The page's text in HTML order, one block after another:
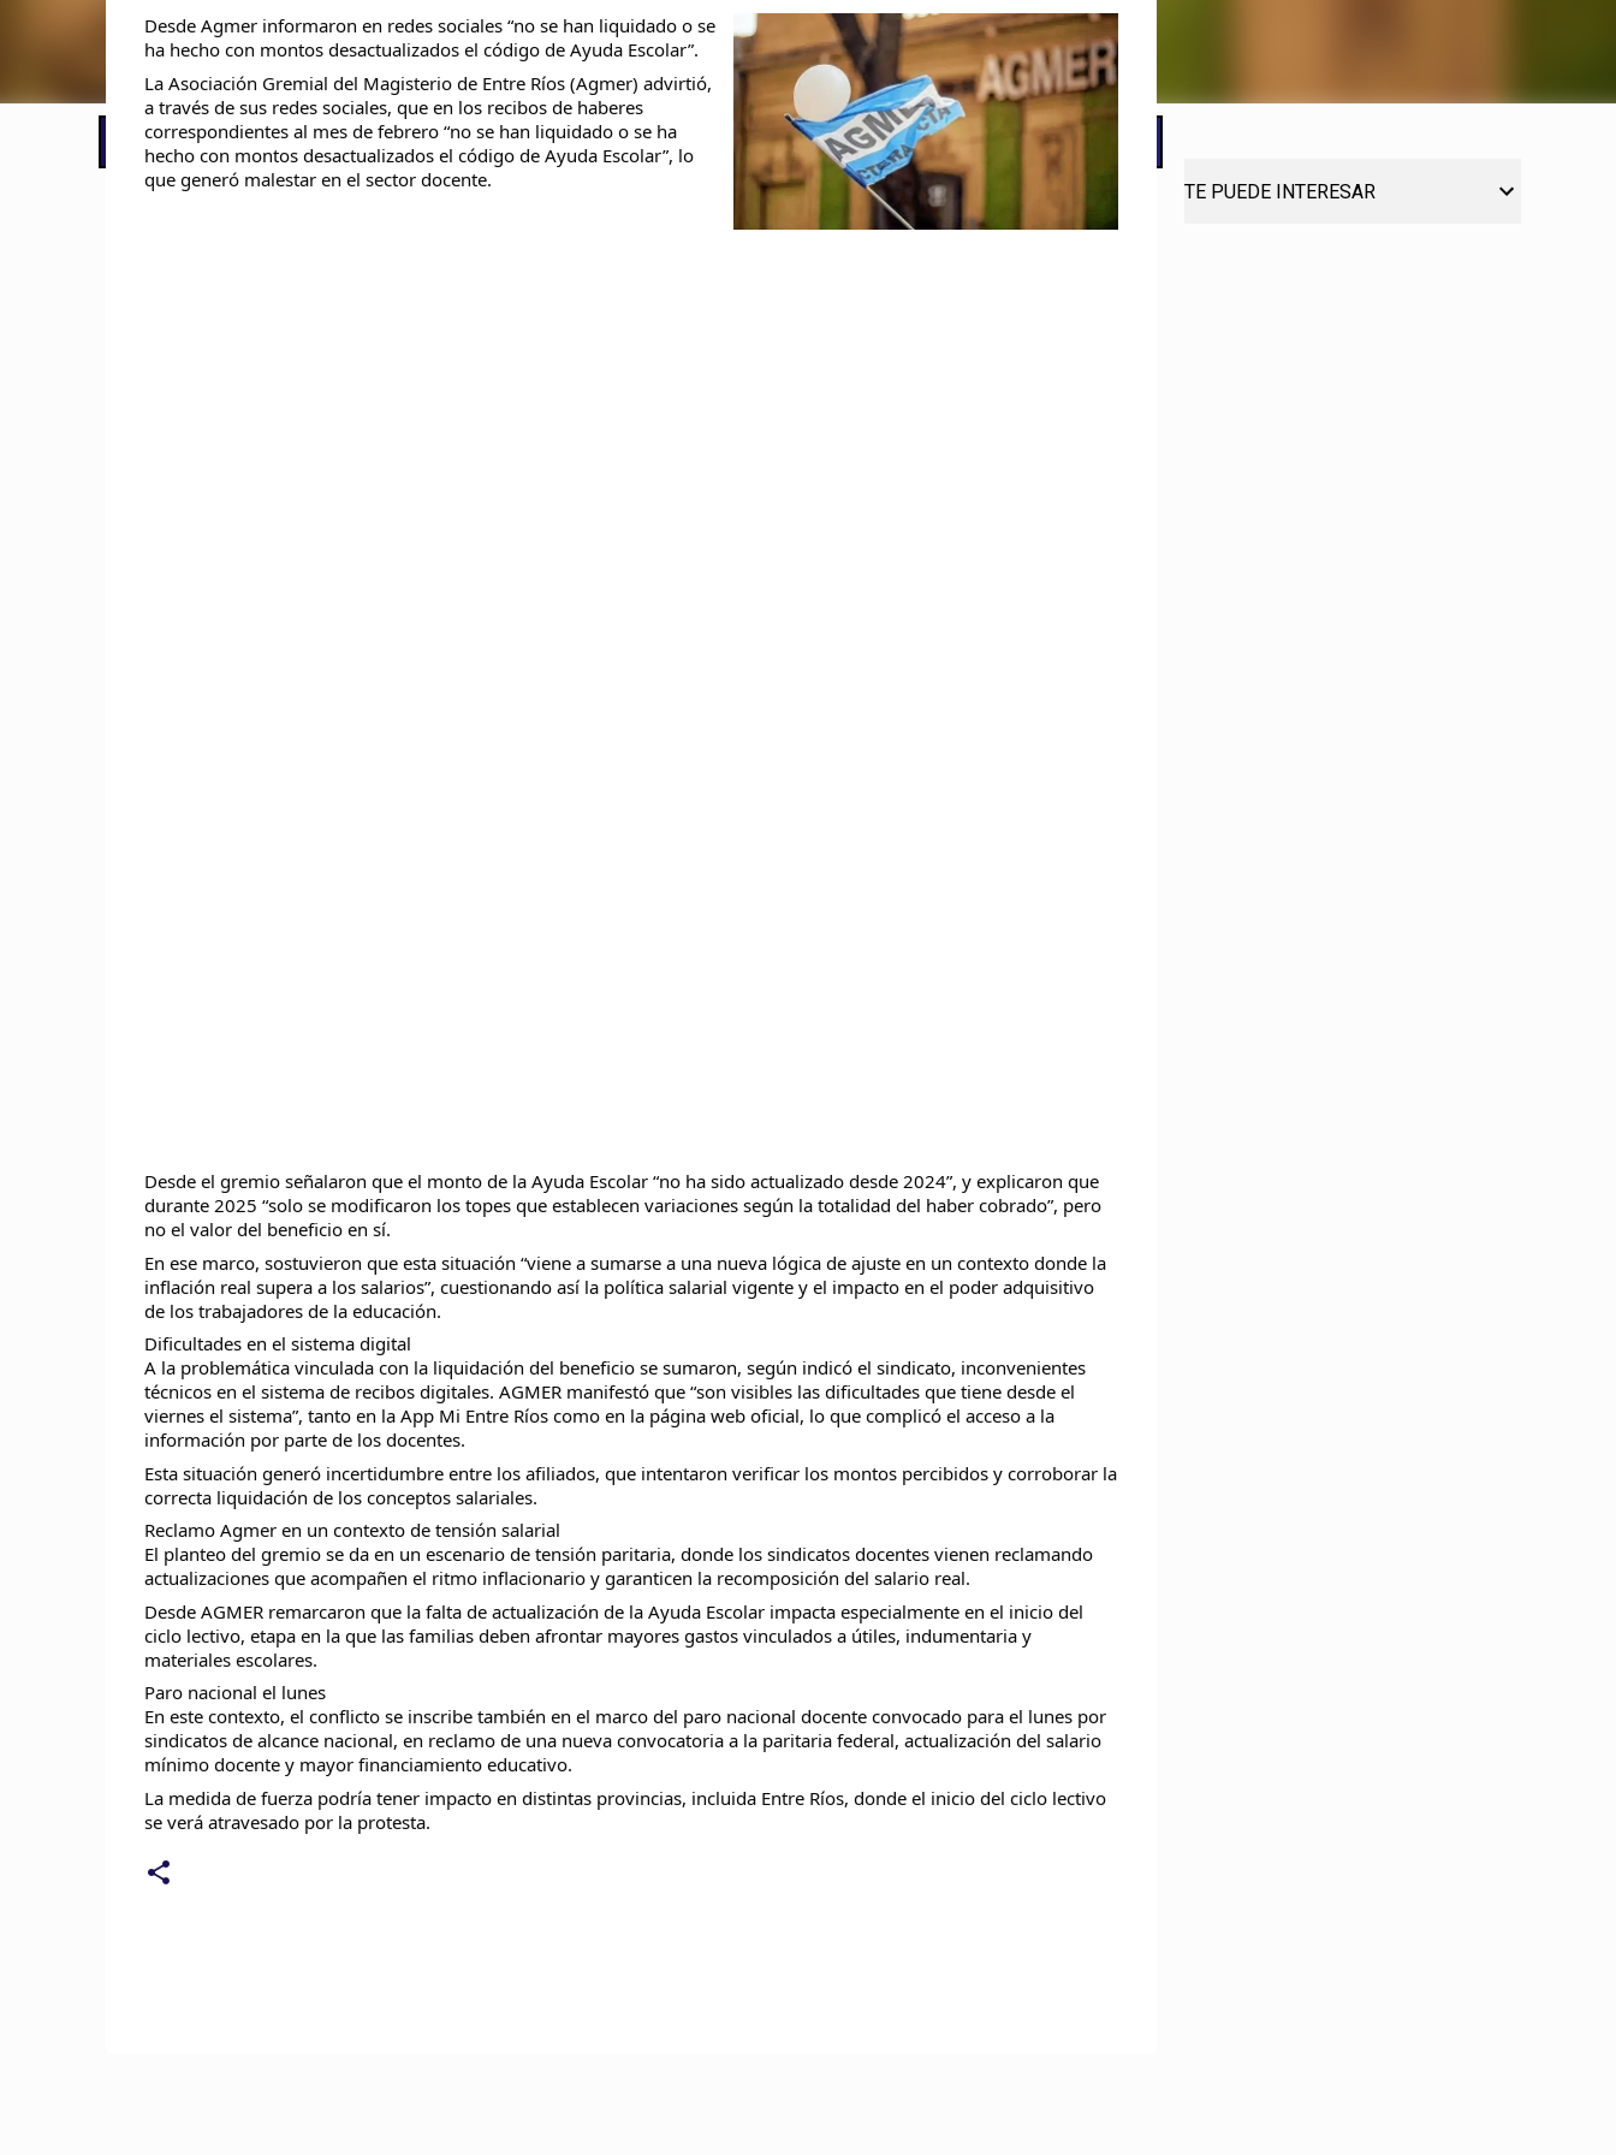
📢 LO ÚLTIMO
Desde Agmer informaron en redes sociales “no se han liquidado o se
ha hecho con montos desactualizados el código de Ayuda Escolar”.
La Asociación Gremial del Magisterio de Entre Ríos (Agmer) advirtió,
a través de sus redes sociales, que en los recibos de haberes
correspondientes al mes de febrero “no se han liquidado o se ha
hecho con montos desactualizados el código de Ayuda Escolar”, lo
que generó malestar en el sector docente.
Desde el gremio señalaron que el monto de la Ayuda Escolar “no ha sido actualizado desde 2024”, y explicaron que
durante 2025 “solo se modificaron los topes que establecen variaciones según la totalidad del haber cobrado”, pero
no el valor del beneficio en sí.
En ese marco, sostuvieron que esta situación “viene a sumarse a una nueva lógica de ajuste en un contexto donde la
inflación real supera a los salarios”, cuestionando así la política salarial vigente y el impacto en el poder adquisitivo
de los trabajadores de la educación.
Dificultades en el sistema digital
A la problemática vinculada con la liquidación del beneficio se sumaron, según indicó el sindicato, inconvenientes
técnicos en el sistema de recibos digitales. AGMER manifestó que “son visibles las dificultades que tiene desde el
viernes el sistema”, tanto en la App Mi Entre Ríos como en la página web oficial, lo que complicó el acceso a la
información por parte de los docentes.
Esta situación generó incertidumbre entre los afiliados, que intentaron verificar los montos percibidos y corroborar la
correcta liquidación de los conceptos salariales.
Reclamo Agmer en un contexto de tensión salarial
El planteo del gremio se da en un escenario de tensión paritaria, donde los sindicatos docentes vienen reclamando
actualizaciones que acompañen el ritmo inflacionario y garanticen la recomposición del salario real.
Desde AGMER remarcaron que la falta de actualización de la Ayuda Escolar impacta especialmente en el inicio del
ciclo lectivo, etapa en la que las familias deben afrontar mayores gastos vinculados a útiles, indumentaria y
materiales escolares.
Paro nacional el lunes
En este contexto, el conflicto se inscribe también en el marco del paro nacional docente convocado para el lunes por
sindicatos de alcance nacional, en reclamo de una nueva convocatoria a la paritaria federal, actualización del salario
mínimo docente y mayor financiamiento educativo.
La medida de fuerza podría tener impacto en distintas provincias, incluida Entre Ríos, donde el inicio del ciclo lectivo
se verá atravesado por la protesta.
TE PUEDE INTERESAR